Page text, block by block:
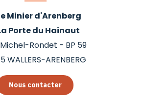
Minier d'Arenberg
Porte du Hainaut
Rondet - BP 59
WALLERS-ARENBERG
Nous contacter